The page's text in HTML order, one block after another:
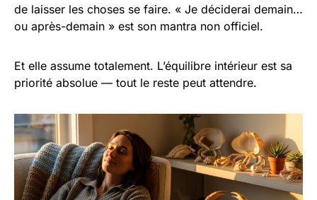
de laisser les choses se faire. « Je déciderai demain…
ou après-demain » est son mantra non officiel.
Et elle assume totalement. L’équilibre intérieur est sa
priorité absolue — tout le reste peut attendre.